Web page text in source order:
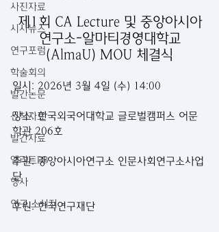
사진자료
시사뉴스
연구포럼
학술회의
발간논문
신착자료
발간자료
엘리트DB
행사
연구 소식지
제1회 CA Lecture 및 중앙아시아
연구소-알마티경영대학교
(AlmaU) MOU 체결식
일시: 2026년 3월 4일 (수) 14:00
장소: 한국외국어대학교 글로벌캠퍼스 어문
학관 206호
주관: 중앙아시아연구소 인문사회연구소사업
단
후원: 한국연구재단